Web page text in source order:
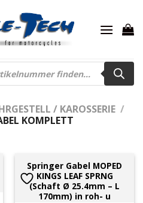
/ KAROSSERIE /
KOMPLETT
Springer Gabel MOPED
KINGS LEAF SPRNG
(Schaft Ø 25.4mm – L
170mm) in roh- u